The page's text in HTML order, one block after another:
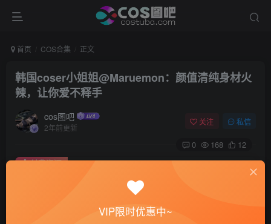
首页 COS合集 正文
韩国coser小姐姐@Maruemon：颜值清纯身材火
辣，让你爱不释手
cos图吧
2年前更新
关注 私信
0 168 12
此内容为付费资源，请付费后查看
会员专属资源
付费资源
VIP限时优惠中~